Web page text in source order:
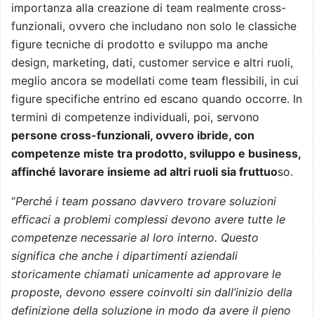
importanza alla creazione di team realmente cross-
funzionali, ovvero che includano non solo le classiche
figure tecniche di prodotto e sviluppo ma anche
design, marketing, dati, customer service e altri ruoli,
meglio ancora se modellati come team flessibili, in cui
figure specifiche entrino ed escano quando occorre. In
termini di competenze individuali, poi, servono
persone cross-funzionali, ovvero ibride, con
competenze miste tra prodotto, sviluppo e business,
affinché lavorare insieme ad altri ruoli sia fruttuoso.
“Perché i team possano davvero trovare soluzioni
efficaci a problemi complessi devono avere tutte le
competenze necessarie al loro interno. Questo
significa che anche i dipartimenti aziendali
storicamente chiamati unicamente ad approvare le
proposte, devono essere coinvolti sin dall’inizio della
definizione della soluzione in modo da avere il pieno